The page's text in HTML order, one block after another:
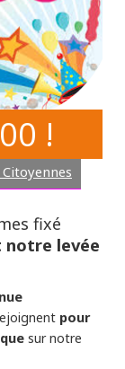
!
fixé
levée
pour
sur notre